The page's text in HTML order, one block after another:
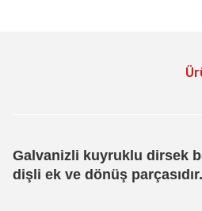
Galvanizli kuyruklu dirsek
dişli ek ve dönüş parçasıdır.